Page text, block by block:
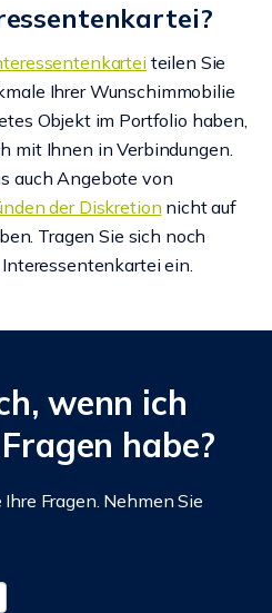
teilen Sie
Ihrer Wunschimmobilie
Objekt im Portfolio haben,
mit Ihnen in Verbindungen.
auch Angebote von
der Diskretion nicht auf
Tragen Sie sich noch
ein.
wenn ich
habe?
Fragen. Nehmen Sie